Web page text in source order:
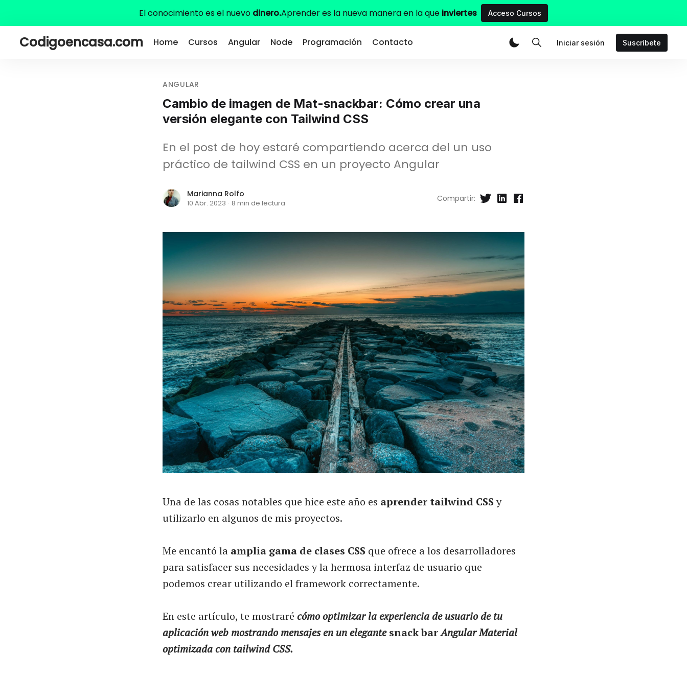
El conocimiento es el nuevo dinero.Aprender es la nueva manera en la que inviertes Acceso Cursos
Codigoencasa.com Home Cursos Angular Node Programación Contacto Iniciar sesión Suscríbete
ANGULAR
Cambio de imagen de Mat-snackbar: Cómo crear una
versión elegante con Tailwind CSS
En el post de hoy estaré compartiendo acerca del un uso
práctico de tailwind CSS en un proyecto Angular
Marianna Rolfo
10 Abr. 2023 · 8 min de lectura Compartir:
Una de las cosas notables que hice este año es aprender tailwind CSSy
utilizarlo en algunos de mis proyectos.
Me encantó la amplia gama de clases CSS que ofrece a los desarrolladores
para satisfacer sus necesidades y la hermosa interfaz de usuario que
podemos crear utilizando el framework correctamente.
En este artículo, te mostraré cómo optimizar la experiencia de usuario de tu
aplicación web mostrando mensajes en un elegantesnack barAngular Material
optimizada con tailwind CSS.